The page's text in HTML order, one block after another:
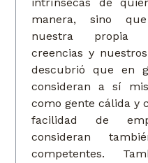
intrínsecas de
manera, sino
nuestra propia
creencias y
descubrió que en
consideran a sí
como gente cálida y
facilidad de
consideran
competentes.